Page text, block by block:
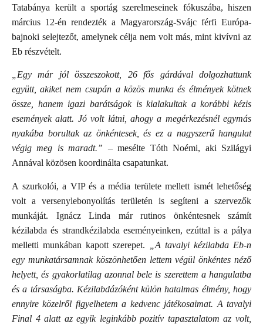
Tatabánya került a sportág szerelmeseinek fókuszába, hiszen
március 12-én rendezték a Magyarország-Svájc férfi Európa-
bajnoki selejtezőt, amelynek célja nem volt más, mint kivívni az
Eb részvételt.
„Egy már jól összeszokott, 26 fős gárdával dolgozhattunk
együtt, akiket nem csupán a közös munka és élmények kötnek
össze, hanem igazi barátságok is kialakultak a korábbi kézis
események alatt. Jó volt látni, ahogy a megérkezésnél egymás
nyakába borultak az önkéntesek, és ez a nagyszerű hangulat
végig meg is maradt.” – mesélte Tóth Noémi, aki Szilágyi
Annával közösen koordinálta csapatunkat.
A szurkolói, a VIP és a média területe mellett ismét lehetőség
volt a versenylebonyolítás területén is segíteni a szervezők
munkáját. Ignácz Linda már rutinos önkéntesnek számít
kézilabda és strandkézilabda eseményeinken, ezúttal is a pálya
melletti munkában kapott szerepet.
„A tavalyi kézilabda Eb-n
egy munkatársamnak köszönhetően lettem végül önkéntes néző
helyett, és gyakorlatilag azonnal bele is szerettem a hangulatba
és a társaságba. Kézilabdázóként külön hatalmas élmény, hogy
ennyire közelről figyelhetem a kedvenc játékosaimat. A tavalyi
Final 4 alatt az egyik leginkább pozitív tapasztalatom az volt,